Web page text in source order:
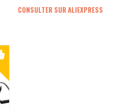
CONSULTER SUR ALIEXPRESS